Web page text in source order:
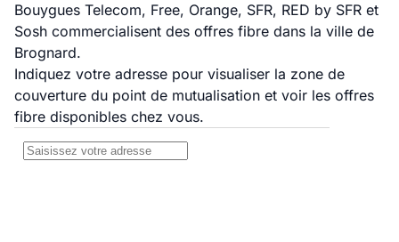
Bouygues Telecom, Free, Orange, SFR, RED by SFR et
Sosh commercialisent des offres fibre dans la ville de
Brognard.
Indiquez votre adresse pour visualiser la zone de
couverture du point de mutualisation et voir les offres
fibre disponibles chez vous.